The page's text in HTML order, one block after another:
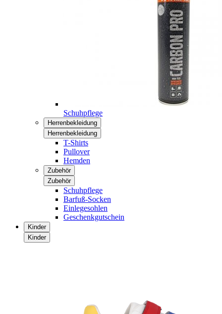
Schuhpflege
Herrenbekleidung
Herrenbekleidung
T-Shirts
Pullover
Hemden
Zubehör
Zubehör
Schuhpflege
Barfuß-Socken
Einlegesohlen
Geschenkgutschein
Kinder
Kinder